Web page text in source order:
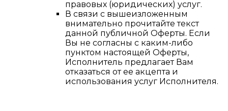
правовых (юридических) услуг.
В связи с вышеизложенным
внимательно прочитайте текст
данной публичной Оферты. Если
Вы не согласны с каким-либо
пунктом настоящей Оферты,
Исполнитель предлагает Вам
отказаться от ее акцепта и
использования услуг Исполнителя.